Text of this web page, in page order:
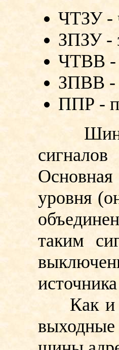
ЧТЗУ -
ЗПЗУ -
ЧТВВ -
ЗПВВ -
ППР -
Шина
Основная
уровня
таким
Как и